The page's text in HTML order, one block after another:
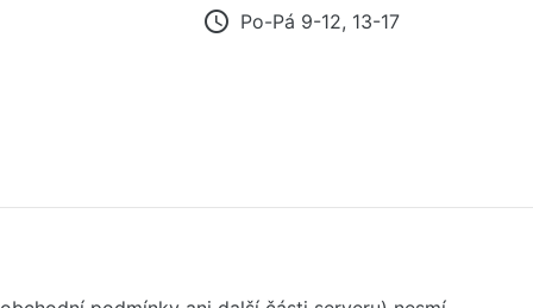
access_time Po-Pá 9-12, 13-17